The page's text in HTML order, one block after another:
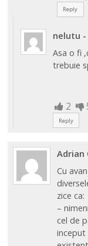
Reply
nelutu -
Asa o fi
trebuie
2
Reply
Adrian
Cu
zice ca:
–
cel de
inceput